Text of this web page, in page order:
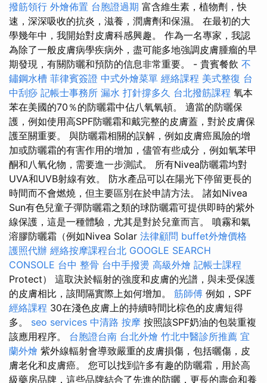
撥筋領行 外燴佈置 台胞證過期 富含維生素，植物劑，快
速，深深吸收的抗炎，滋養，潤膚劑和保濕。 在最初的大
學幾年中，我開始對皮膚科感興趣。 作為一名專家，我認
為除了一般皮膚病學疾病外，盡可能多地強調皮膚腫瘤的早
期發現，有關防曬和預防的信息非常重要。 - 貴賓餐飲 不
鏽鋼水槽 菲律賓簽證 中式外燴菜單 經絡課程 美式整復 台
中刮痧 記帳士事務所 漏水 打針撐多久 台北撥筋課程 氧本
苯在美國的70％的防曬霜中佔八氧氧頓。 適當的防曬保
護，例如使用高SPF防曬霜和戴完整的皮膚蓋，對於皮膚保
護至關重要。 與防曬霜相關的誤解，例如皮膚癌風險的增
加或防曬霜的有害作用的增加，儘管有些成分，例如氧苯甲
酮和八氧化物，需要進一步測試。 所有Nivea防曬霜均對
UVA和UVB射線有效。 防水產品可以在陽光下停留更長的
時間而不會燃燒，但主要區別在於申請方法。 諸如Nivea
Sun有色兒童子彈防曬霜之類的球防曬霜可提供即時的紫外
線保護，這是一種體驗，尤其是對於兒童而言。 噴霧和氣
溶膠防曬霜（例如Nivea Solar 法律顧問 buffet外燴價格
護照代辦 經絡按摩課程台北 GOOGLE SEARCH
CONSOLE 台中 整骨 台中手撥燙 高級外燴 記帳士課程
Protect） 這取決於輻射的強度和皮膚的光譜，與未受保護
的皮膚相比，該間隔實際上如何增加。 筋師傅 例如，SPF
經絡課程 30在淺色皮膚上的持續時間比棕色的皮膚短得
多。 seo services 中清路 按摩 按照該SPF奶油的包裝重複
該應用程序。 台胞證台南 台北外燴 竹北中醫診所推薦 宜
蘭外燴 紫外線輻射會導致嚴重的皮膚損傷，包括曬傷，皮
膚老化和皮膚癌。 您可以找到許多有趣的防曬霜，用於高
級藥房品牌，這些品牌結合了先進的防曬，更長的壽命和養